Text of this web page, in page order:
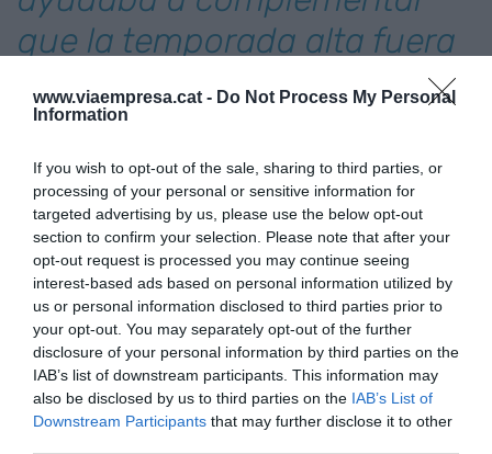
www.viaempresa.cat - Do Not Process My Personal
Information
If you wish to opt-out of the sale, sharing to third parties, or
processing of your personal or sensitive information for
targeted advertising by us, please use the below opt-out
section to confirm your selection. Please note that after your
opt-out request is processed you may continue seeing
interest-based ads based on personal information utilized by
us or personal information disclosed to third parties prior to
your opt-out. You may separately opt-out of the further
disclosure of your personal information by third parties on the
IAB’s list of downstream participants. This information may
also be disclosed by us to third parties on the IAB’s List of
Downstream Participants that may further disclose it to other
que la temporada alta fuera
buena
stand by, a última hora son anulaciones,
probablemente, ya no las podremos reservar. Por
lo tanto, quiere decir que tendremos parcelas
vacías y, aunque no sea una cantidad muy
significativa, sí es cierto que duele porque
venimos de no tener temporada baja", asegura la
subdirectora del camping,Sílvia Comas.
Por otro lado, varios establecimientos turísticos